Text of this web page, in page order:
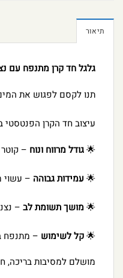
תיאור
גלגל חד קרן מתנפח עם
תנו לקסם לפגוש את
עיצוב חד הקרן הפנטסטי
🌟גודל מרווח ונוח – קוטר של כ-104
🌟 עמידות גבוהה – עשוי
🌟מושך תשומת לב –
🌟קל לשימוש – מתנפח
מושלם למסיבות בריכה,